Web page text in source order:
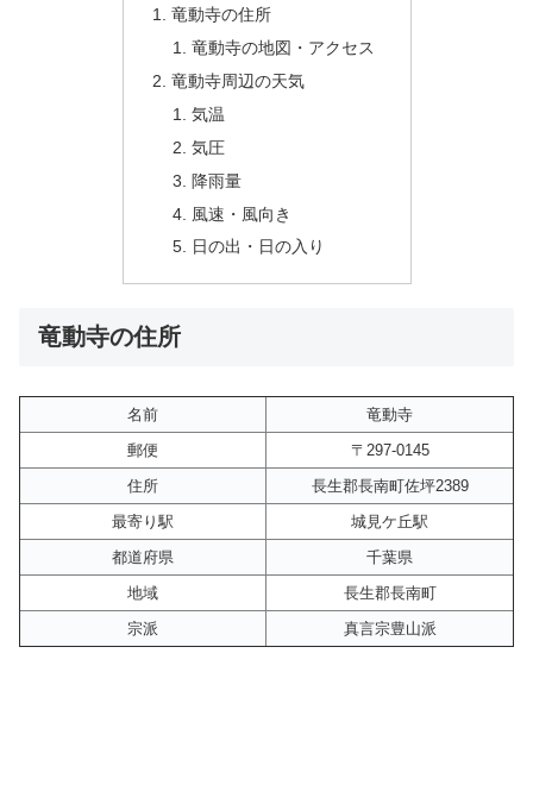
竜動寺の住所
竜動寺の地図・アクセス
竜動寺周辺の天気
気温
気圧
降雨量
風速・風向き
日の出・日の入り
竜動寺の住所
名前
竜動寺
郵便
〒297-0145
住所
長生郡長南町佐坪2389
最寄り駅
城見ケ丘駅
都道府県
千葉県
地域
長生郡長南町
宗派
真言宗豊山派